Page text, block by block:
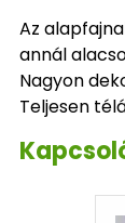
Az
annál
Nagyon
Teljesen